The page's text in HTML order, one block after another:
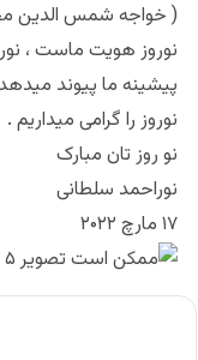
( خواجه شمس الدین
نوروز هویت ماست ،
پیشینه ما پیوند
نوروز را گرامی میداریم .
نو روز تان مبارک
نوراحمد سلطانی
۱۷ مارچ ۲۰۲۲